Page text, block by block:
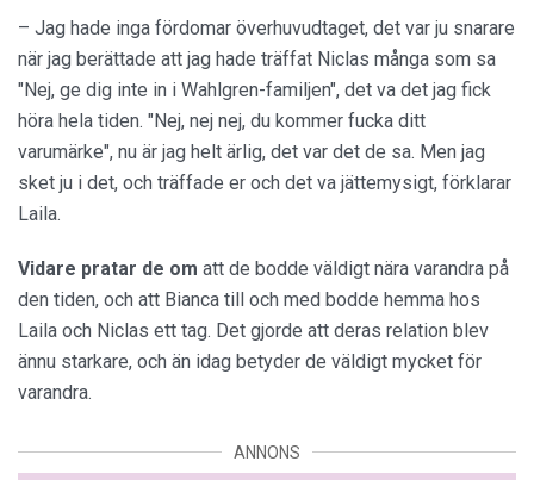
– Jag hade inga fördomar överhuvudtaget, det var ju snarare
när jag berättade att jag hade träffat Niclas många som sa
"Nej, ge dig inte in i Wahlgren-familjen", det va det jag fick
höra hela tiden. "Nej, nej nej, du kommer fucka ditt
varumärke", nu är jag helt ärlig, det var det de sa. Men jag
sket ju i det, och träffade er och det va jättemysigt, förklarar
Laila.
Vidare pratar de om att de bodde väldigt nära varandra på
den tiden, och att Bianca till och med bodde hemma hos
Laila och Niclas ett tag. Det gjorde att deras relation blev
ännu starkare, och än idag betyder de väldigt mycket för
varandra.
ANNONS